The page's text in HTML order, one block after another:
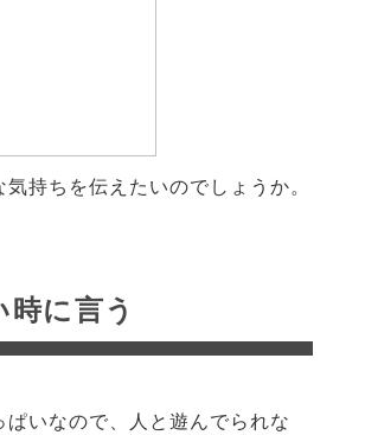
持ちを伝えたいのでしょうか。
に言う
いなので、人と遊んでられな